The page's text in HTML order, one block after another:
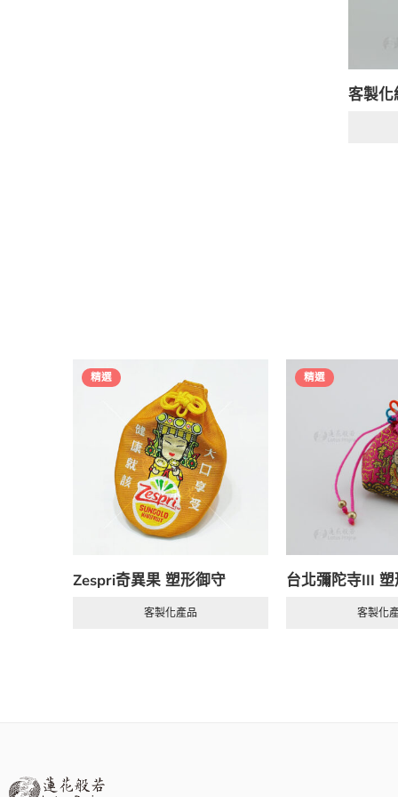
客製
精選
Zespri奇異果 塑形御守
客製化產品
精選
台北彌陀寺III
客製化